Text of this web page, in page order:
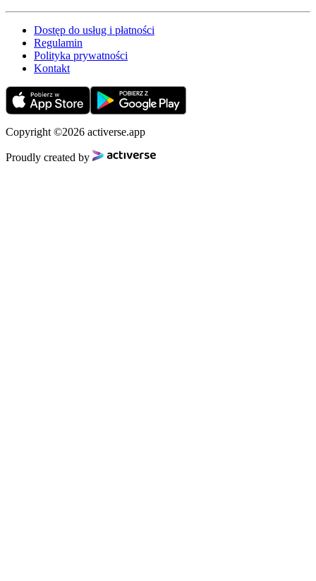
Dostęp do usług i płatności
Regulamin
Polityka prywatności
Kontakt
Copyright ©2026 activerse.app
Proudly created by